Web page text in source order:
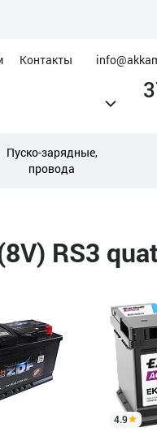
Контакты
Пуско-зарядные,
провода
RS3
4.9